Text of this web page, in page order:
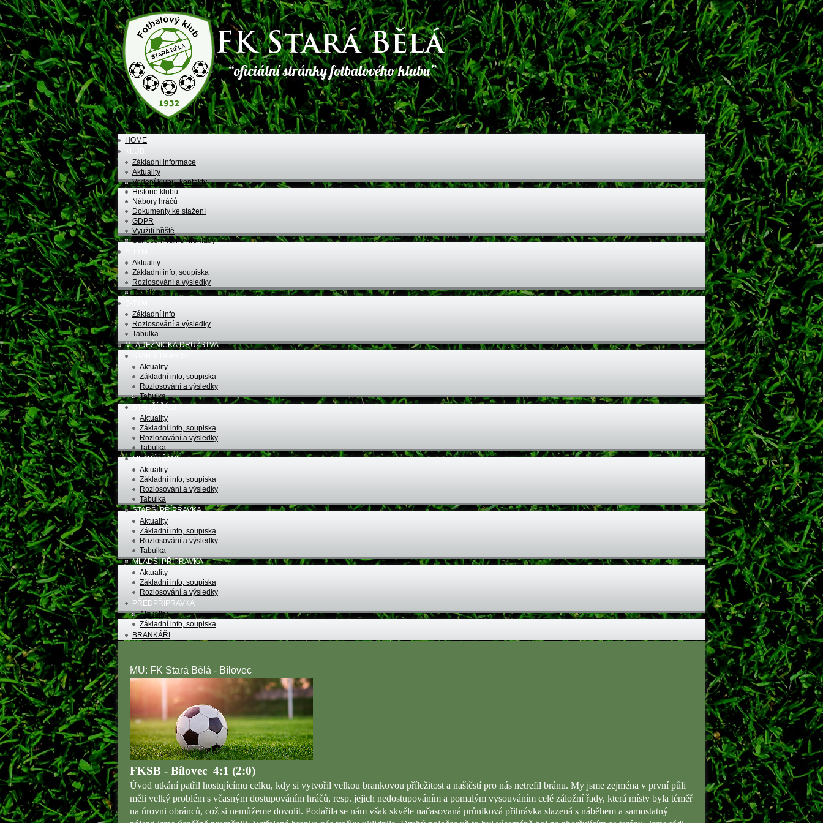
HOME
KLUB
Základní informace
Aktuality
Vedení klubu, kontakty
Historie klubu
Nábory hráčů
Dokumenty ke stažení
GDPR
Využití hřiště
Usnesení valné hromady
Aktuality
Základní info, soupiska
Rozlosování a výsledky
Tabulka
Základní info
Rozlosování a výsledky
Tabulka
MLÁDEŽNICKÁ DRUŽSTVA
Aktuality
Základní info, soupiska
Rozlosování a výsledky
Tabulka
Aktuality
Základní info, soupiska
Rozlosování a výsledky
Tabulka
MLADŠÍ ŽÁCI
Aktuality
Základní info, soupiska
Rozlosování a výsledky
Tabulka
STARŠÍ PŘÍPRAVKA
Aktuality
Základní info, soupiska
Rozlosování a výsledky
Tabulka
MLADŠÍ PŘÍPRAVKA
Aktuality
Základní info, soupiska
Rozlosování a výsledky
PŘEDPŘÍPRAVKA
Aktuality
Základní info, soupiska
BRANKÁŘI
MU: FK Stará Bělá - Bílovec
FKSB - Bílovec 4:1 (2:0)
Úvod utkání patřil hostujícímu celku, kdy si vytvořil velkou brankovou příležitost a naštěstí pro nás netrefil bránu. My jsme zejména v první půli
měli velký problém s včasným dostupováním hráčů, resp. jejich nedostupováním a pomalým vysouváním celé záložní řady, která místy byla téměř
na úrovni obránců, což si nemůžeme dovolit. Podařila se nám však skvěle načasovaná průniková přihrávka slazená s náběhem a samostatný